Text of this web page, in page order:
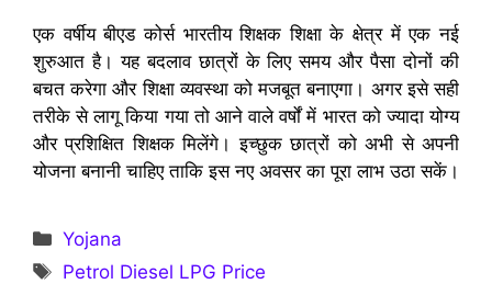
एक वर्षीय बीएड कोर्स भारतीय शिक्षक शिक्षा के क्षेत्र में एक नई
शुरुआत है। यह बदलाव छात्रों के लिए समय और पैसा दोनों की
बचत करेगा और शिक्षा व्यवस्था को मजबूत बनाएगा। अगर इसे सही
तरीके से लागू किया गया तो आने वाले वर्षों में भारत को ज्यादा योग्य
और प्रशिक्षित शिक्षक मिलेंगे। इच्छुक छात्रों को अभी से अपनी
योजना बनानी चाहिए ताकि इस नए अवसर का पूरा लाभ उठा सकें।
Categories
Yojana
Tags
Petrol Diesel LPG Price